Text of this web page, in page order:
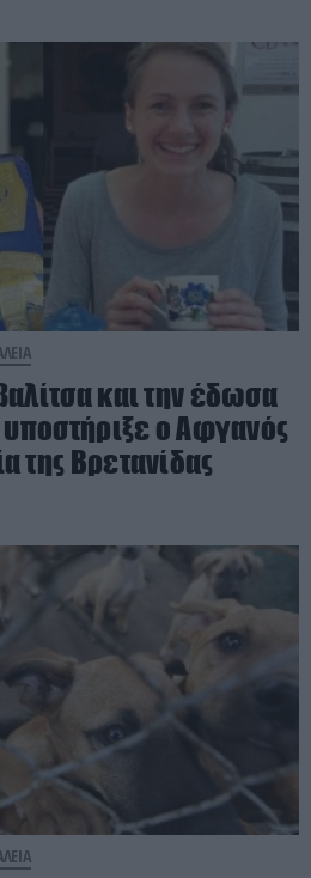
και την έδωσα
υποστήριξε ο Αφγανός
της Βρετανίδας